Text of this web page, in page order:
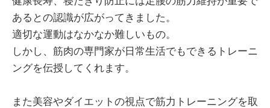
あるとの認識が広がってきました。
適切な運動はなかなか難しいもの。
しかし、筋肉の専門家が日常生活でもできるトレーニ
ングを伝授してくれます。
また美容やダイエットの視点で筋力トレーニングを取